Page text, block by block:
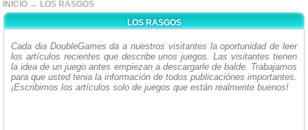
INICIO → LOS RASGOS
LOS RASGOS
Cada dia DoubleGames da a nuestros visitantes la oportunidad de leer
los artículos recientes que describe unos juegos. Las visitantes tienen
la idea de un juego antes empiezan a descargarle de balde. Trabajamos
para que usted tenia la información de todos publicaciónes importantes.
¡Escribimos los artículos solo de juegos que están realmente buenos!